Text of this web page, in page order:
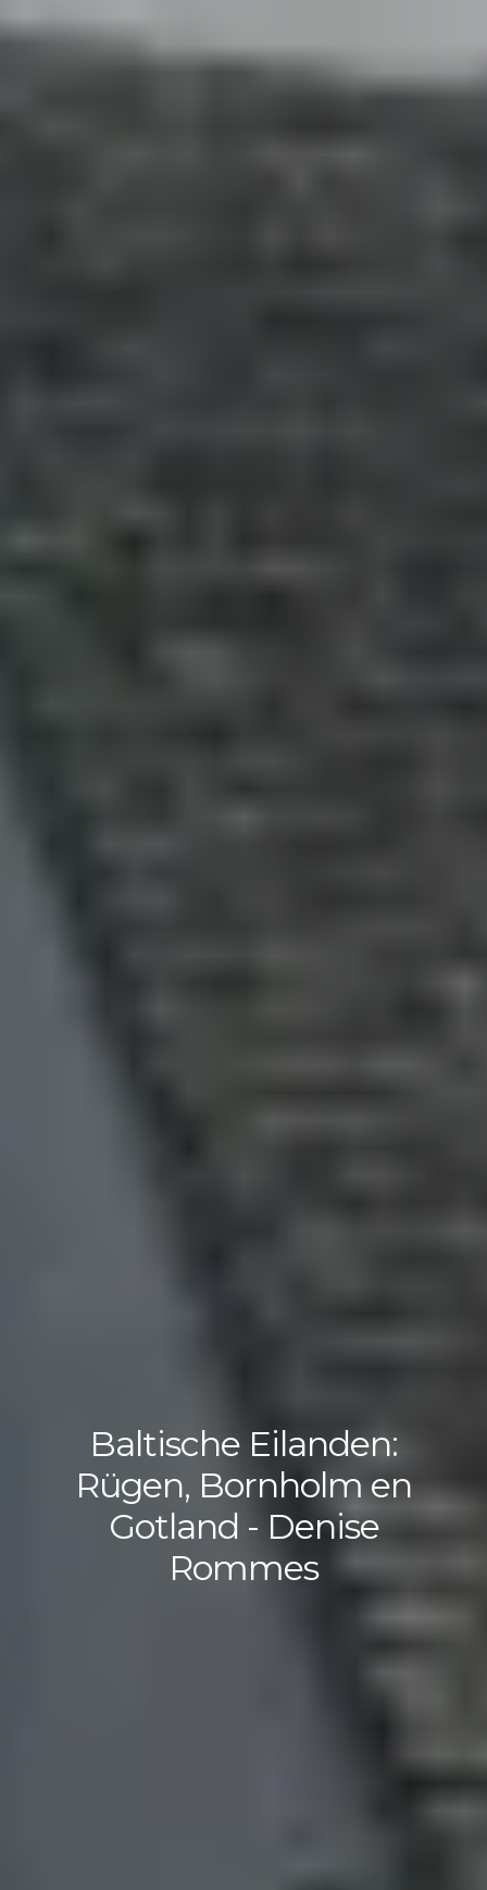
Baltische Eilanden:
Rügen, Bornholm en
Gotland - Denise
Rommes